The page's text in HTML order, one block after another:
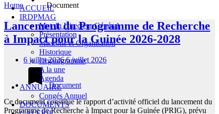
ACCUEIL
IRDPMAG
Mot du Directeur Général
Présentation
Missions et Organisation
Historique
Organigramme
A la une
Agenda
ANNUAIRE
Congés Annuel
DOCUMENTS
Home Document
Lancement du Programme de Recherche
à Impact pour la Guinée 2026-2028
6 juillet 2026 6 juillet 2026
Document
Ce document constitue le rapport d’activité officiel du lancement du
Programme de Recherche à Impact pour la Guinée (PRIG), prévu